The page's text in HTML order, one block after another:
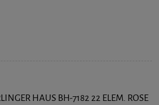
HAUS BH-7182 22 ELEM. ROSE